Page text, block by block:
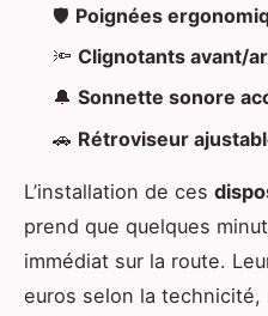
🛡️ Poignées
🔦 Clignotants avant/
🔔 Sonnette sonore
🚗 Rétroviseur
L’installation de ces
prend que quelques
immédiat sur la route.
euros selon la technicité,